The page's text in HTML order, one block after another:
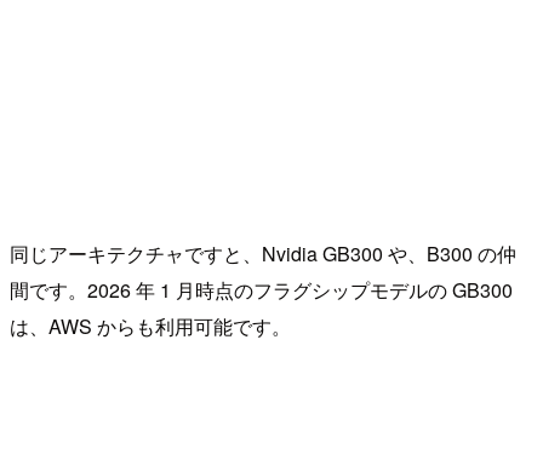
同じアーキテクチャですと、Nvidia GB300 や、B300 の仲
間です。2026 年 1 月時点のフラグシップモデルの GB300
は、AWS からも利用可能です。